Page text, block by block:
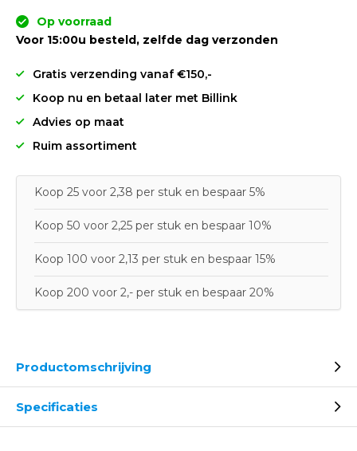
Op voorraad
Voor 15:00u besteld, zelfde dag verzonden
Gratis verzending vanaf €150,-
Koop nu en betaal later met Billink
Advies op maat
Ruim assortiment
Koop 25 voor 2,38 per stuk en bespaar 5%
Koop 50 voor 2,25 per stuk en bespaar 10%
Koop 100 voor 2,13 per stuk en bespaar 15%
Koop 200 voor 2,- per stuk en bespaar 20%
Productomschrijving
Specificaties